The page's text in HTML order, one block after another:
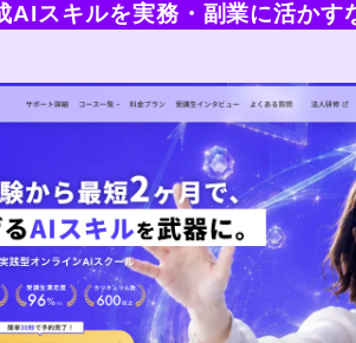
AIスキルを実務・副業に活かす